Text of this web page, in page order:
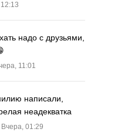
надо с друзьями,
11:01
написали,
неадекватка
Вчера, 01:29